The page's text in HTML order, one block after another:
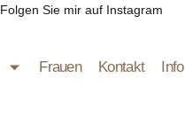
Folgen Sie mir auf Instagram
Frauen Kontakt Info